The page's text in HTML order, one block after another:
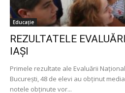
Educație
REZULTATELE
IAŞI
Primele rezultate ale Evaluării
Bucureşti, 48 de elevi au obţinut
notele obţinute vor...